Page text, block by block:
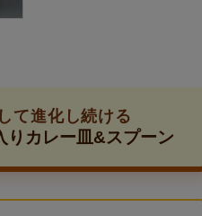
て進化し続ける
りカレー皿&スプーン